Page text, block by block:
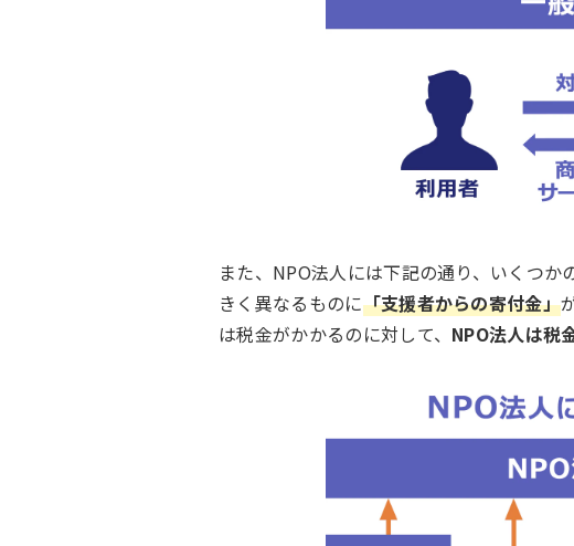
また、NPO法人には下記の通り、いくつ
きく異なるものに「支援者からの寄付金」
は税金がかかるのに対して、 NPO法人は税